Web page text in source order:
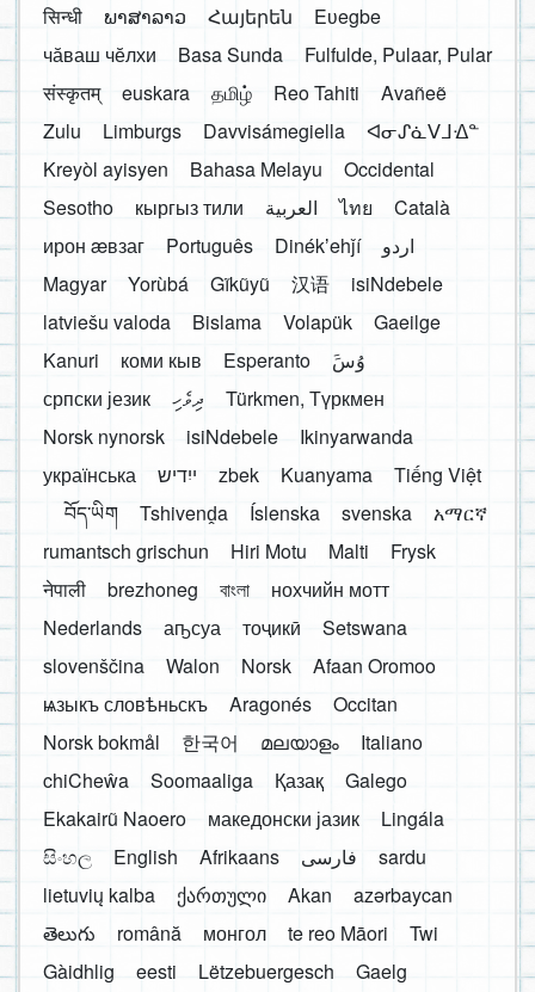
सिन्धी
ພາສາລາວ Հայերեն
Eʋegbe
чӑваш чӗлхи
Basa Sunda
Fulfulde, Pulaar, Pular
संस्कृतम्
euskara தமிழ் Reo Tahiti
Avañeẽ
Zulu
Limburgs Davvisámegiella
ᐊᓂᔑᓈᐯᒧᐎᓐ
Kreyòl ayisyen
Bahasa Melayu
Occidental
Sesotho
кыргыз тили العربية ไทย
Català
ирон æвзаг
Português Dinékʼehǰí
اردو
Magyar
Yorùbá Gĩkũyũ 汉语
isiNdebele
latviešu valoda
Bislama Volapük
Gaeilge
Kanuri
коми кыв Esperanto
َوُسَ
српски језик
ދިވެހި
Türkmen, Түркмен
Norsk nynorsk
isiNdebele
Ikinyarwanda
українська
ייִדיש zbek Kuanyama
Tiếng Việt
བོད་ཡིག
Tshivenḓa Íslenska svenska
አማርኛ
rumantsch grischun
Hiri Motu Malti
Frysk
नेपाली
brezhoneg বাংলা
нохчийн мотт
Nederlands
аҧсуа тоҷикӣ
Setswana
slovenščina
Walon Norsk
Afaan Oromoo
ѩзыкъ словѣньскъ
Aragonés
Occitan
Norsk bokmål
한국어 മലയാളം
Italiano
chiCheŵa
Soomaaliga Қазақ
Galego
Ekakairũ Naoero
македонски јазик
Lingála
සිංහල
English Afrikaans فارسی
sardu
lietuvių kalba
ქართული Akan
azərbaycan
తెలుగు
română монгол te reo Māori
Twi
Gàidhlig
eesti Lëtzebuergesch
Gaelg